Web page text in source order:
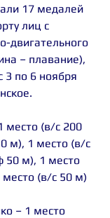
17 медалей
лиц с
двигательного
– плавание),
3 по 6 ноября
место (в/с 200
м), 1 место (в/с
50 м), 1 место
(в/с 50 м)
– 1 место